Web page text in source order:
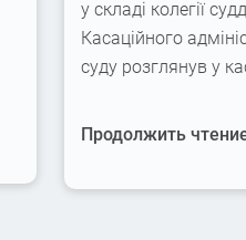
у складі колегії
Касаційного
суду розглянув у
Продолжить